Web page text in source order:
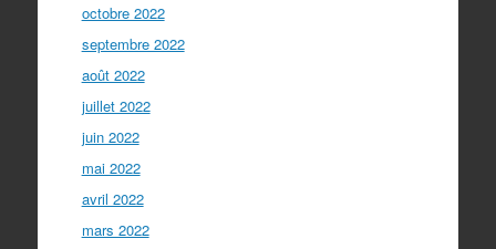
octobre 2022
septembre 2022
août 2022
juillet 2022
juin 2022
mai 2022
avril 2022
mars 2022